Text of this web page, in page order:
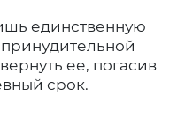
единственную
ее, погасив
срок.